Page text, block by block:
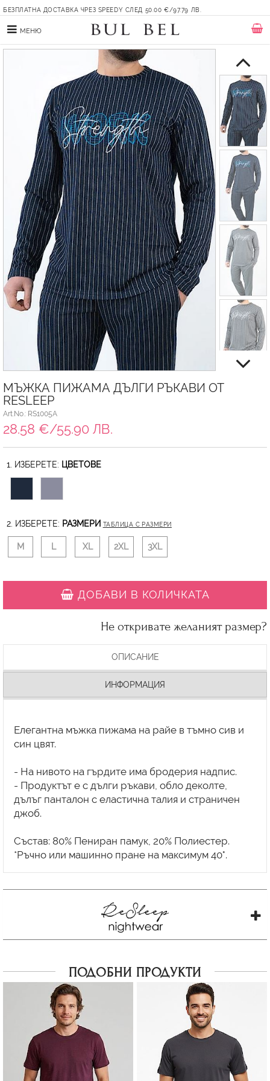
БЕЗПЛАТНА ДОСТАВКА ЧРЕЗ SPEEDY СЛЕД 50.00 €/97.79 ЛВ.
МЕНЮ
МЪЖКА ПИЖАМА ДЪЛГИ РЪКАВИ ОТ
RESLEEP
Art.No.: RS1005A
28.58 €/55.90 ЛВ.
1. ИЗБЕРЕТЕ: ЦВЕТОВЕ
2. ИЗБЕРЕТЕ: РАЗМЕРИ ТАБЛИЦА С РАЗМЕРИ
M L XL 2XL 3XL
ДОБАВИ В КОЛИЧКАТА
Не откривате желаният размер?
ОПИСАНИЕ
ИНФОРМАЦИЯ
Елегантна мъжка пижама на райе в тъмно сив и
син цвят.
- На нивото на гърдите има бродерия надпис.
- Продуктът е с дълги ръкави, обло деколте,
дълъг панталон с еластична талия и страничен
джоб.
Състав: 80% Пениран памук, 20% Полиестер.
*Ръчно или машинно пране на максимум 40°.
ПОДОБНИ ПРОДУКТИ